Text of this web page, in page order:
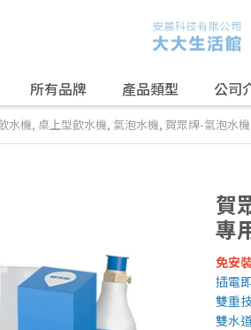
所有品牌 產品類型 公司
水機, 桌上型飲水機, 氣泡水機, 賀眾牌-氣泡水機
賀
專
免安
插電
雙重
雙水